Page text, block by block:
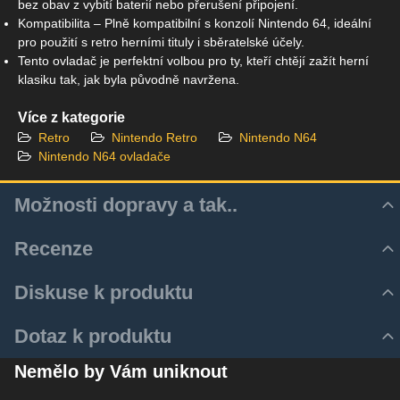
bez obav z vybití baterií nebo přerušení připojení.
Kompatibilita – Plně kompatibilní s konzolí Nintendo 64, ideální
pro použití s retro herními tituly i sběratelské účely.
Tento ovladač je perfektní volbou pro ty, kteří chtějí zažít herní
klasiku tak, jak byla původně navržena.
Více z kategorie
Retro Nintendo Retro
Nintendo N64
Nintendo N64 ovladače
Možnosti dopravy a tak..
využíváme aktulně pouze služeb Zásilkovny.
Zásilku je tedy k Vám možné dodat několika způsoby:
Recenze
5 /5
Diskuse k produktu
Zatím nejsou žádné komentáře! Buďte první!
Nový komentář
Dotaz k produktu
Nový dotaz k produktu
Nemělo by Vám uniknout